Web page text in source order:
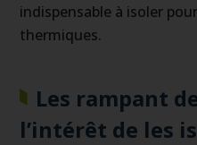
indispensable à isoler
thermiques.
Les rampant
l’intérêt de les